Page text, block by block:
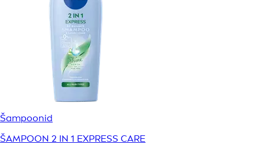
Šampoonid
ŠAMPOON 2 IN 1 EXPRESS CARE